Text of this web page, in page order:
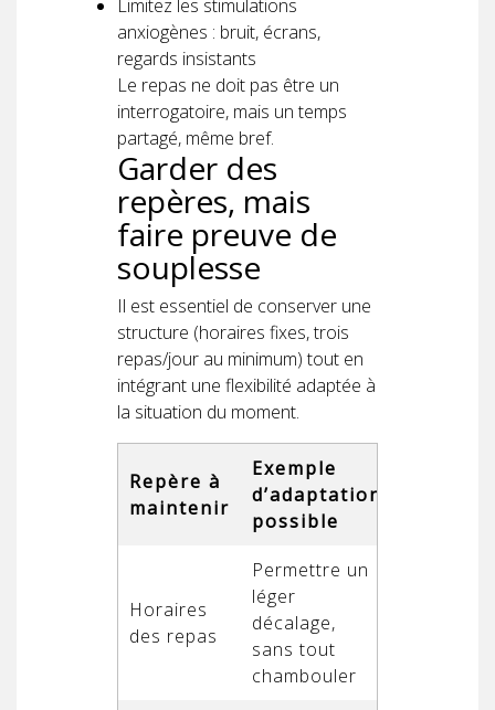
Limitez les stimulations
anxiogènes : bruit, écrans,
regards insistants
Le repas ne doit pas être un
interrogatoire, mais un temps
partagé, même bref.
Garder des
repères, mais
faire preuve de
souplesse
Il est essentiel de conserver une
structure (horaires fixes, trois
repas/jour au minimum) tout en
intégrant une flexibilité adaptée à
la situation du moment.
Repère à
maintenir
Exemple
d’adaptation
possible
Horaires
des repas
Permettre un
léger
décalage,
sans tout
chambouler